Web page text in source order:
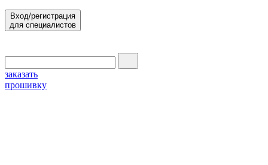
Вход/регистрация
для специалистов
заказать
прошивку